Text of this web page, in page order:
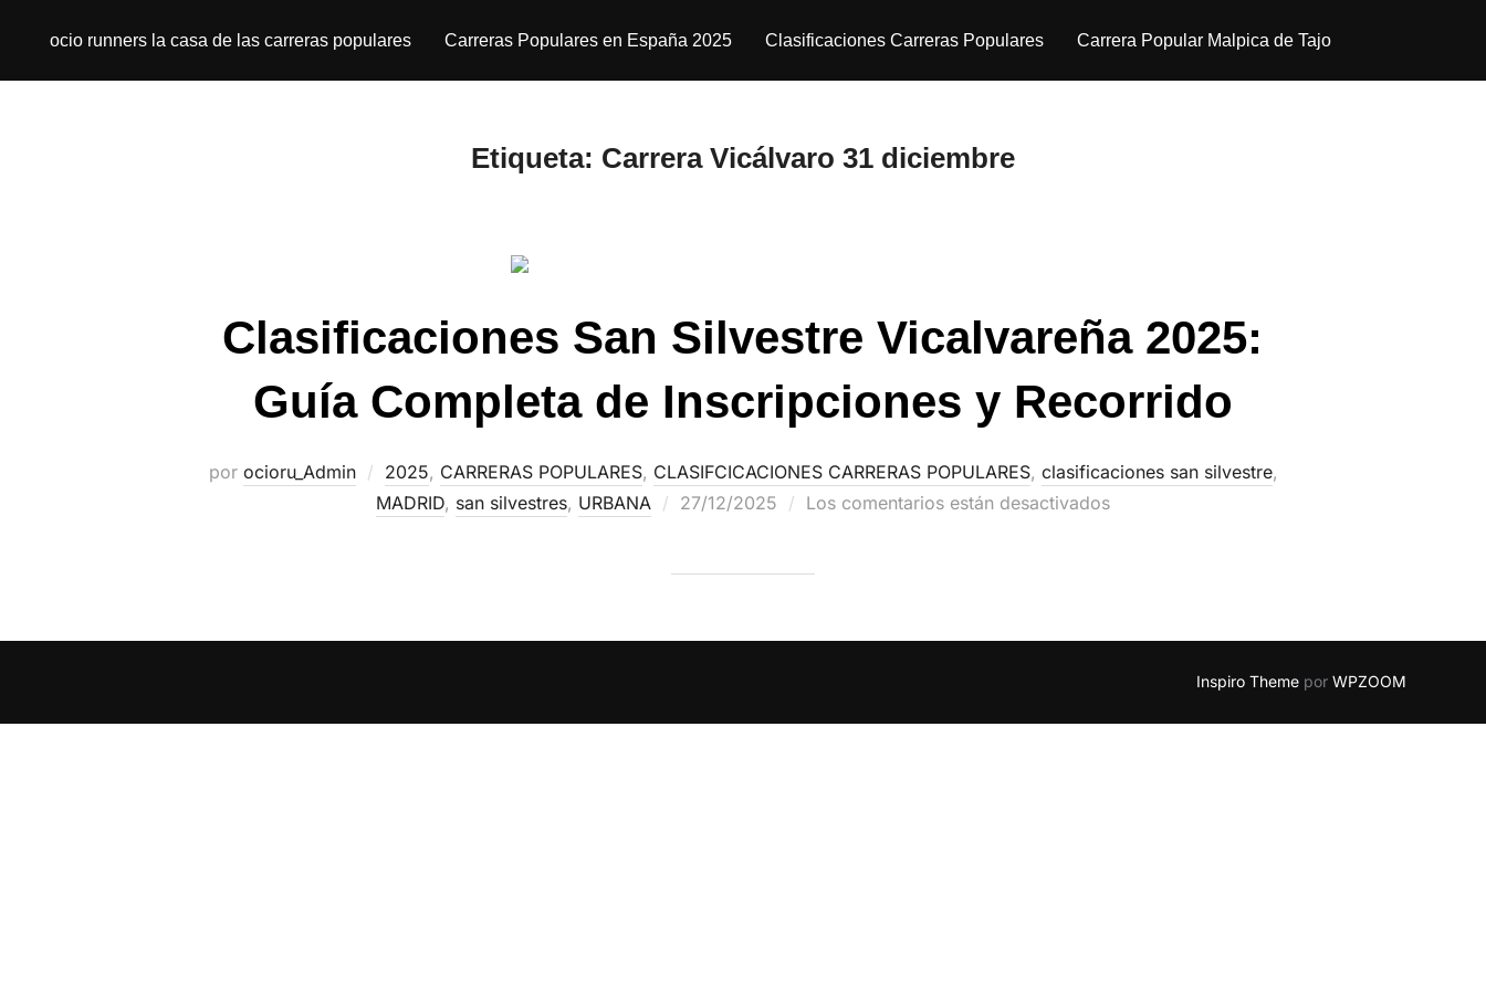
ocio runners la casa de las carreras populares Carreras Populares en España 2025 Clasificaciones Carreras Populares Carrera Popular Malpica de Tajo
Etiqueta: Carrera Vicálvaro 31 diciembre
Clasificaciones San Silvestre Vicalvareña 2025:
Guía Completa de Inscripciones y Recorrido
por ocioru_Admin 2025, CARRERAS POPULARES, CLASIFCICACIONES CARRERAS POPULARES, clasificaciones san silvestre,
MADRID, san silvestres, URBANA 27/12/2025 Los comentarios están desactivados
Inspiro Theme por WPZOOM